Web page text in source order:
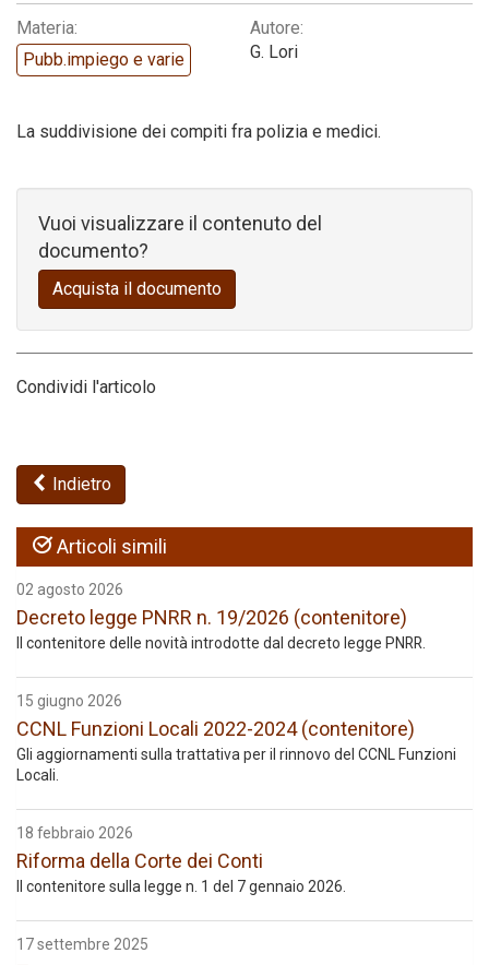
Codice della strada
Materia:
Pubb.impiego e varie
Autore:
G. Lori
La suddivisione dei compiti fra polizia e medici.
Vuoi visualizzare il contenuto del
documento?
Acquista il documento
Condividi l'articolo
Indietro
Articoli simili
02 agosto 2026
Decreto legge PNRR n. 19/2026 (contenitore)
Il contenitore delle novità introdotte dal decreto legge PNRR.
15 giugno 2026
CCNL Funzioni Locali 2022-2024 (contenitore)
Gli aggiornamenti sulla trattativa per il rinnovo del CCNL Funzioni
Locali.
18 febbraio 2026
Riforma della Corte dei Conti
Il contenitore sulla legge n. 1 del 7 gennaio 2026.
17 settembre 2025